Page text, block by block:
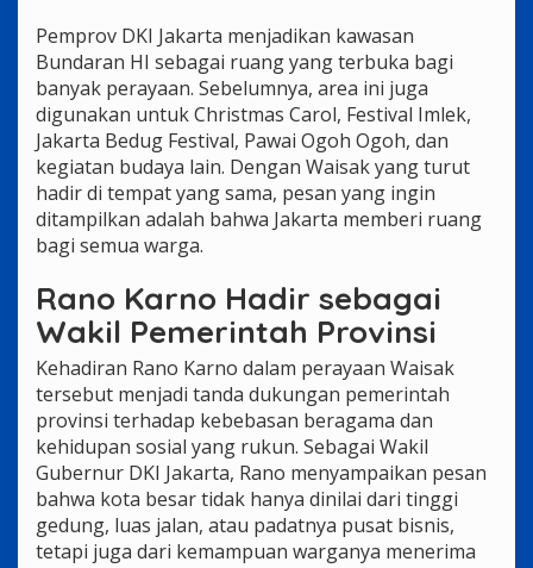
Pemprov DKI Jakarta menjadikan kawasan
Bundaran HI sebagai ruang yang terbuka bagi
banyak perayaan. Sebelumnya, area ini juga
digunakan untuk Christmas Carol, Festival Imlek,
Jakarta Bedug Festival, Pawai Ogoh Ogoh, dan
kegiatan budaya lain. Dengan Waisak yang turut
hadir di tempat yang sama, pesan yang ingin
ditampilkan adalah bahwa Jakarta memberi ruang
bagi semua warga.
Rano Karno Hadir sebagai
Wakil Pemerintah Provinsi
Kehadiran Rano Karno dalam perayaan Waisak
tersebut menjadi tanda dukungan pemerintah
provinsi terhadap kebebasan beragama dan
kehidupan sosial yang rukun. Sebagai Wakil
Gubernur DKI Jakarta, Rano menyampaikan pesan
bahwa kota besar tidak hanya dinilai dari tinggi
gedung, luas jalan, atau padatnya pusat bisnis,
tetapi juga dari kemampuan warganya menerima